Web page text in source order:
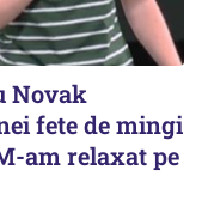
Novak
fete de mingi
am relaxat pe